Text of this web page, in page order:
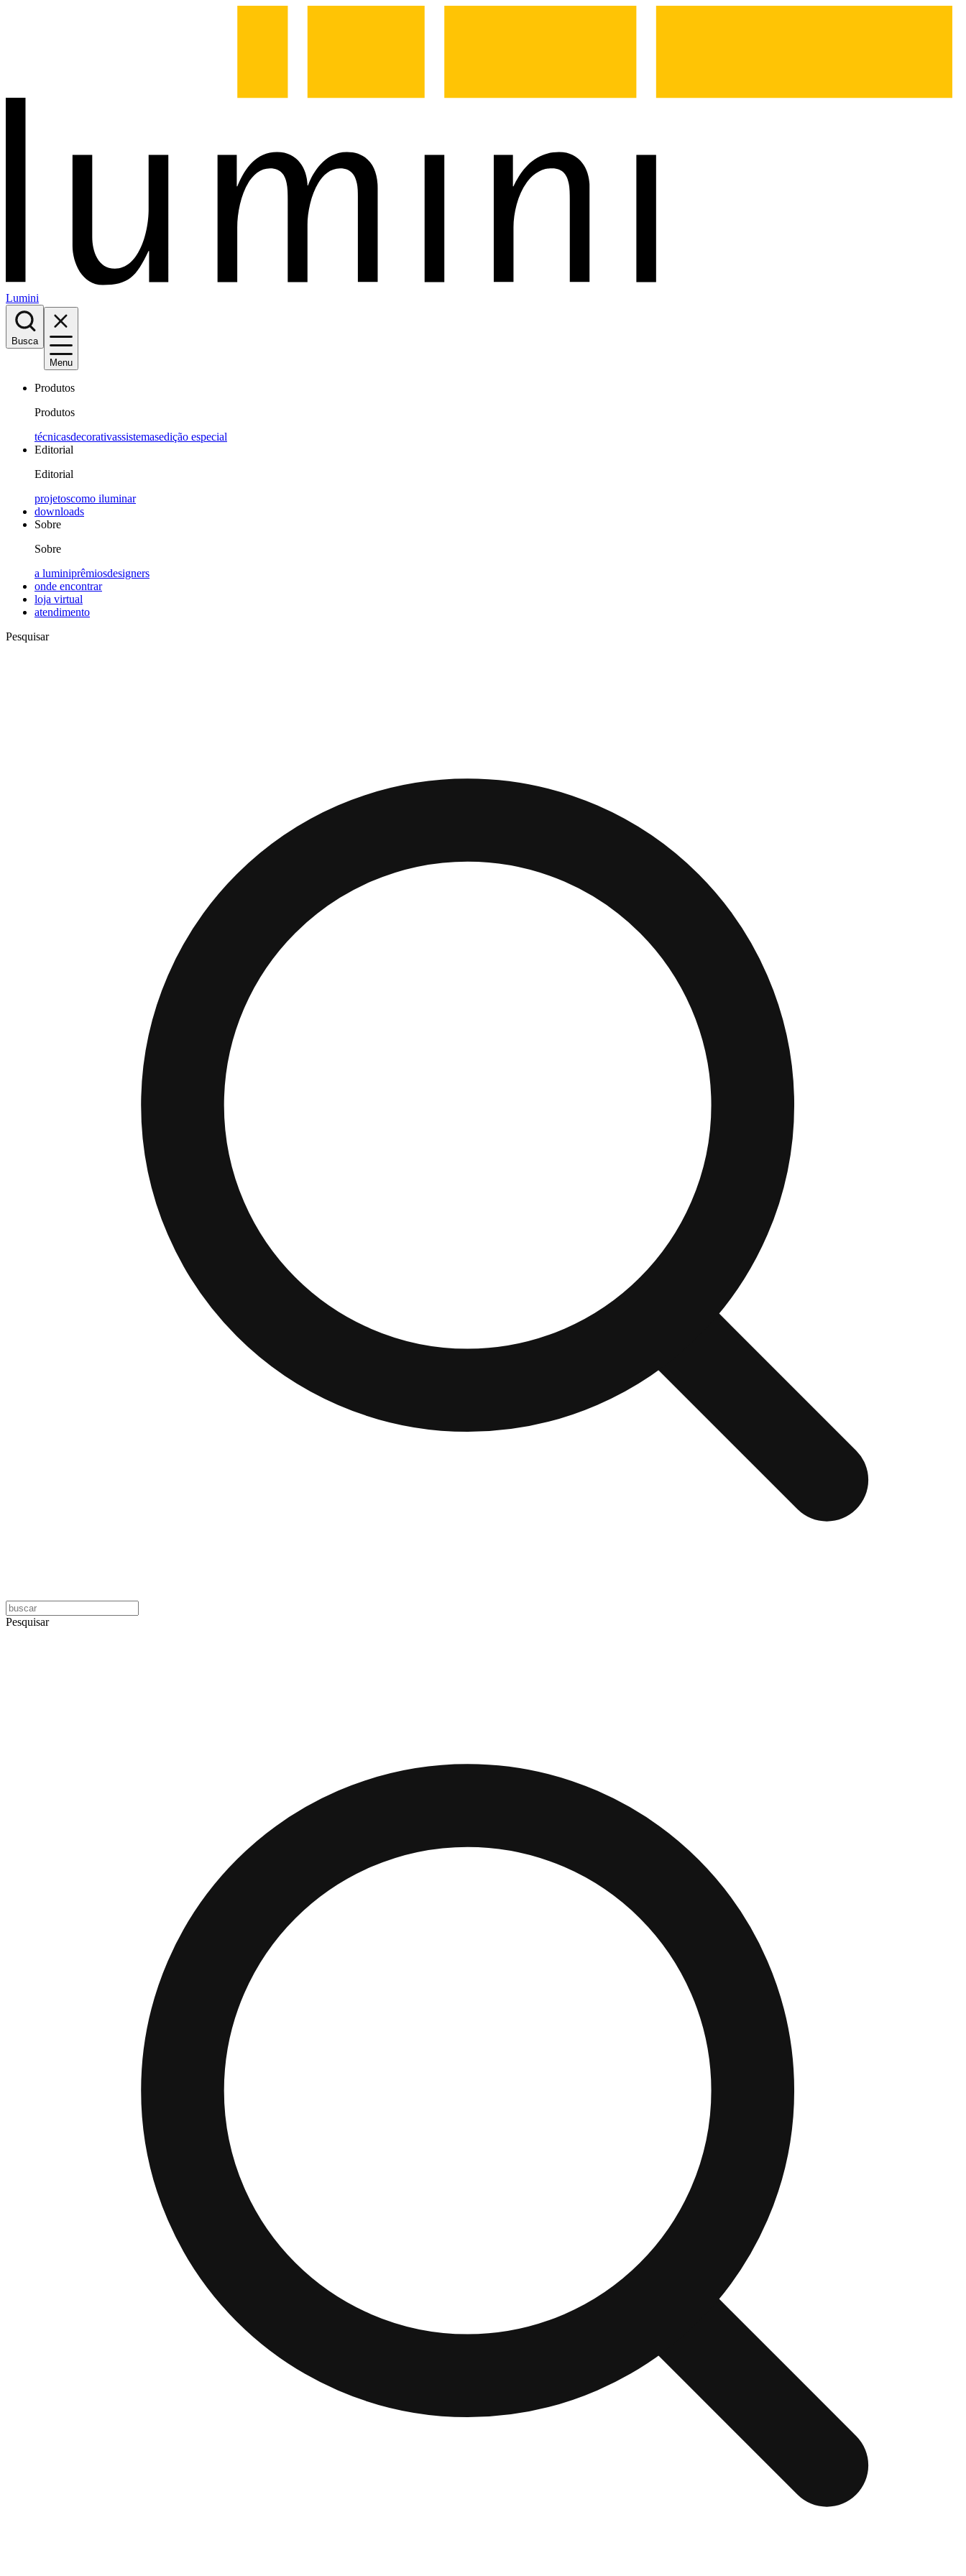
Lumini
Busca
Menu
Produtos
Produtos
técnicasdecorativassistemasedição especial
Editorial
Editorial
projetoscomo iluminar
downloads
Sobre
Sobre
a luminiprêmiosdesigners
onde encontrar
loja virtual
atendimento
Pesquisar
Pesquisar